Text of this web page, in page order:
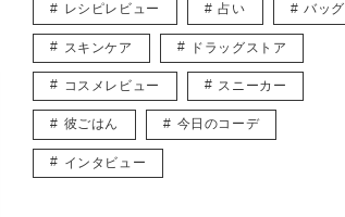
レシピレビュー 占い バッグ
スキンケア ドラッグストア
コスメレビュー スニーカー
彼ごはん 今日のコーデ
インタビュー